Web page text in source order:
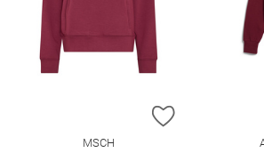
ZUR
MSCH